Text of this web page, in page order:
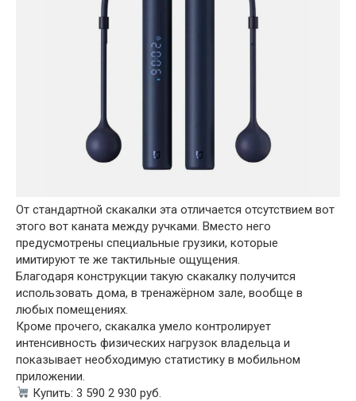
От стандартной скакалки эта отличается отсутствием вот
этого вот каната между ручками. Вместо него
предусмотрены специальные грузики, которые
имитируют те же тактильные ощущения.
Благодаря конструкции такую скакалку получится
использовать дома, в тренажёрном зале, вообще в
любых помещениях.
Кроме прочего, скакалка умело контролирует
интенсивность физических нагрузок владельца и
показывает необходимую статистику в мобильном
приложении.
Купить: 3 590 2 930 руб.